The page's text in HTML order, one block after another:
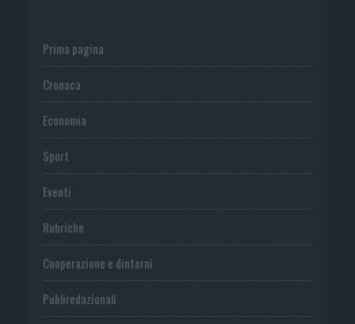
Prima pagina
Cronaca
Economia
Sport
Eventi
Rubriche
Cooperazione e dintorni
Publiredazionali